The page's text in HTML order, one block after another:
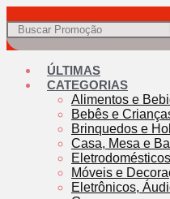
ÚLTIMAS
CATEGORIAS
Alimentos e
Bebês e
Brinquedos e
Casa, Mesa e
Móveis e
Eletrônicos,